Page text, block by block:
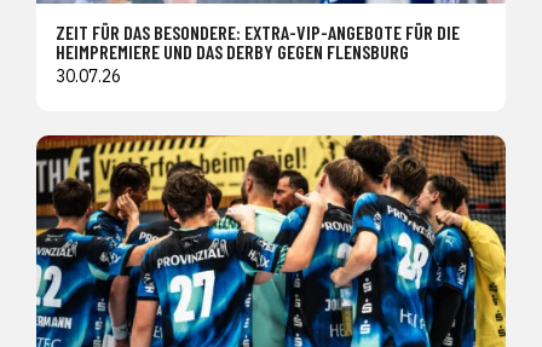
ZEIT FÜR DAS BESONDERE: EXTRA-VIP-ANGEBOTE FÜR DIE
HEIMPREMIERE UND DAS DERBY GEGEN FLENSBURG
30.07.26